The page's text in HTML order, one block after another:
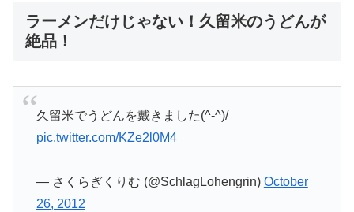
ラーメンだけじゃない！久留米のうどんが
絶品！
久留米でうどんを戴きました(^-^)/
pic.twitter.com/KZe2l0M4
— さくらぎくりむ (@SchlagLohengrin) October
26, 2012